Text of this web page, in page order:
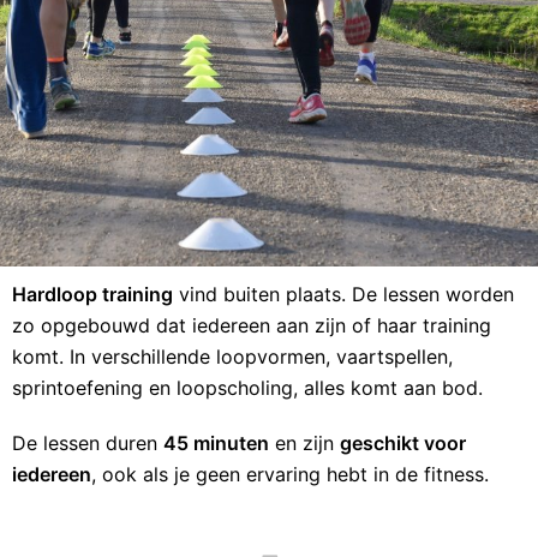
Hardloop training vind buiten plaats. De lessen worden
zo opgebouwd dat iedereen aan zijn of haar training
komt. In verschillende loopvormen, vaartspellen,
sprintoefening en loopscholing, alles komt aan bod.
De lessen duren 45 minuten en zijn geschikt voor
iedereen, ook als je geen ervaring hebt in de fitness.